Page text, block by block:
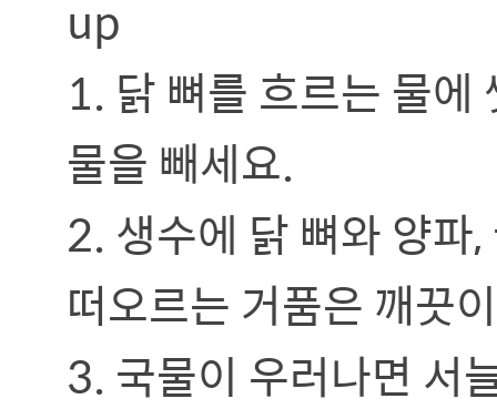
up
1. 닭 뼈를 흐르는 물에
물을 빼세요.
2. 생수에 닭 뼈와 양파
떠오르는 거품은 깨끗
3. 국물이 우러나면 서